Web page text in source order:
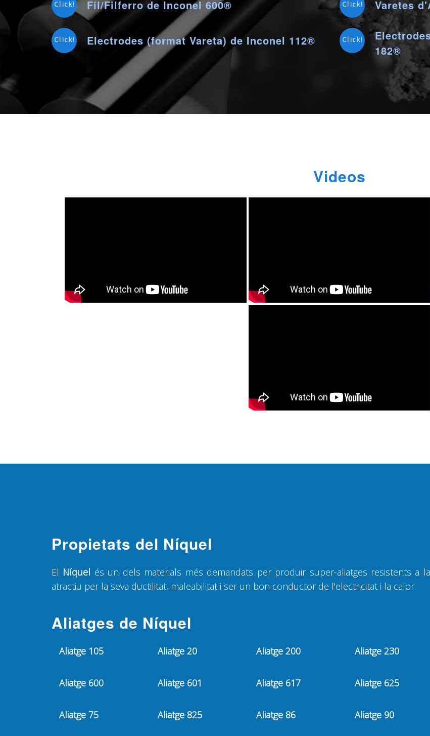
Click! Fil/Filferro de Inconel 600® Click! Varetes
Click! Electrodes (format Vareta) de Inconel 112® Click!
182®
Videos
Propietats del Níquel
El Níquel és un dels materials més demandats per produir super-aliatges resistents a
atractiu per la seva ductilitat, maleabilitat i ser un bon conductor de l'electricitat i la calor.
Aliatges de Níquel
Aliatge 105 Aliatge 20 Aliatge 200 Aliatge 230
Aliatge 600 Aliatge 601 Aliatge 617 Aliatge 625
Aliatge 75 Aliatge 825 Aliatge 86 Aliatge 90